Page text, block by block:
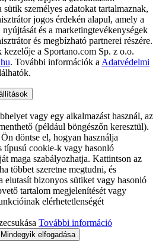
személyes adatokat tartalmaznak,
jogos érdekén alapul, amely a
és a marketingtevékenységek
és megbízható partnerei részére.
kezelője a Sportano.com Sp. z o.o.
. További információk a Adatvédelmi
vagy egy alkalmazást használ, az
(például böngészőn keresztül).
döntse el, hogyan használja
típusú cookie-k vagy hasonló
maga szabályozhatja. Kattintson az
többet szeretne megtudni, és
elutasít bizonyos sütiket vagy hasonló
tartalom megjelenítését vagy
elérhetetlenségét
További információ
Mindegyik elfogadása